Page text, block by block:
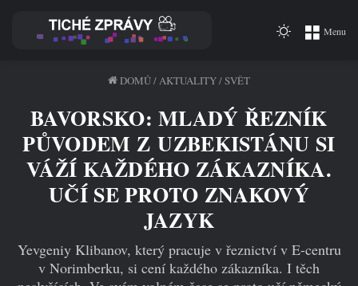
Menu
Switch
DOMŮ/ AKTUALITY/SVĚT
BAVORSKO: MLADÝ ŘEZNÍK
PŮVODEM Z UZBEKISTÁNU SI
VÁŽÍ KAŽDÉHO ZÁKAZNÍKA.
UČÍ SE PROTO ZNAKOVÝ
JAZYK
Yevgeniy Klibanov, který pracuje v řeznictví v E-centru
v Norimberku, si cení každého zákazníka. I těch